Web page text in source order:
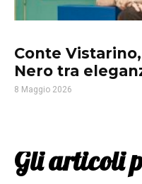
Conte
Nero tra
8 Maggio 2026
Gli articoli